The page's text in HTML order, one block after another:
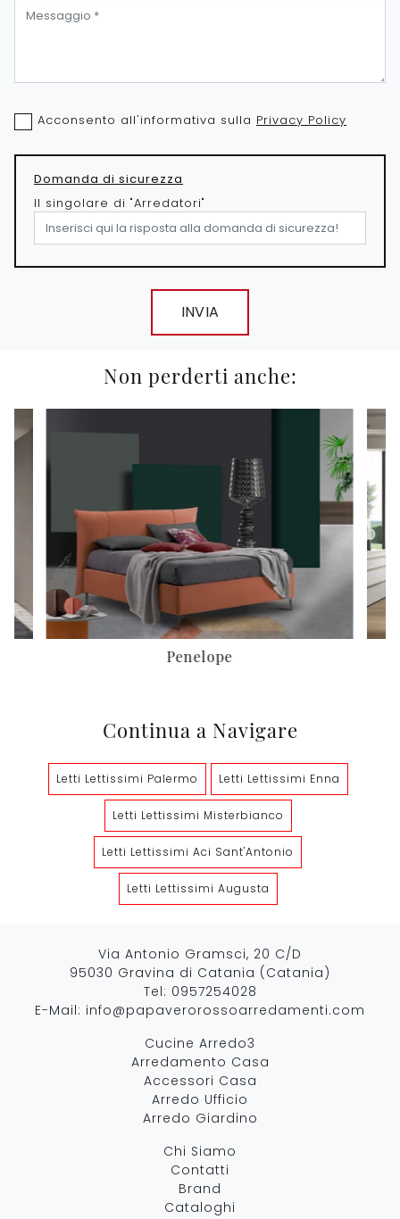
Acconsento all'informativa sulla Privacy Policy
Domanda di sicurezza
Il singolare di "Arredatori"
INVIA
Non perderti anche:
Penelope
Continua a Navigare
Letti Lettissimi Palermo Letti Lettissimi Enna
Letti Lettissimi Misterbianco
Letti Lettissimi Aci Sant'Antonio
Letti Lettissimi Augusta
Via Antonio Gramsci, 20 C/D
95030 Gravina di Catania (Catania)
Tel: 0957254028
E-Mail: info@papaverorossoarredamenti.com
Cucine Arredo3
Arredamento Casa
Accessori Casa
Arredo Ufficio
Arredo Giardino
Chi Siamo
Contatti
Brand
Cataloghi